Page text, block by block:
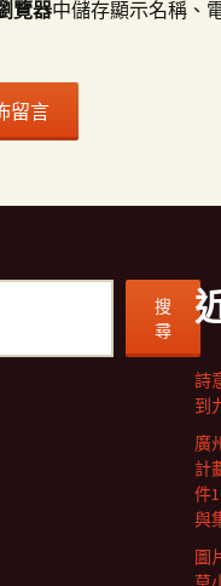
覽器中儲存顯示名稱、
搜
尋
詩
到
廣
計
件
與
圖